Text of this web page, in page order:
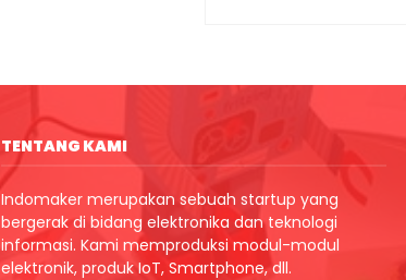
TENTANG KAMI
Indomaker merupakan sebuah startup yang
bergerak di bidang elektronika dan teknologi
informasi. Kami memproduksi modul-modul
elektronik, produk IoT, Smartphone, dll.